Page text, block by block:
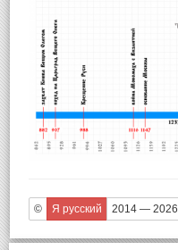
© Я русский 2014 — 2026